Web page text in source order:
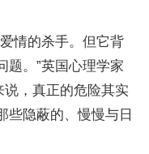
情的杀手。但它背
题。”英国心理学家
说，真正的危险其实
些隐蔽的、慢慢与日